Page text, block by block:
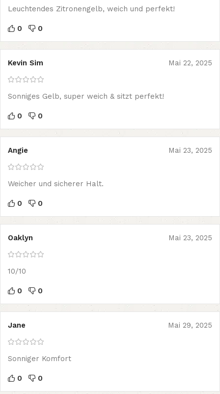
Leuchtendes Zitronengelb, weich und perfekt!
0 0
Kevin Sim Mai 22, 2025
Sonniges Gelb, super weich & sitzt perfekt!
0 0
Angie Mai 23, 2025
Weicher und sicherer Halt.
0 0
Oaklyn Mai 23, 2025
10/10
0 0
Jane Mai 29, 2025
Sonniger Komfort
0 0